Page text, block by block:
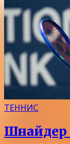
ТЕННИС
Шнайдер